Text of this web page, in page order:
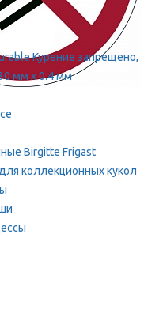
Курение запрещено,
мм х 0.4 мм
Birgitte Frigast
коллекционных кукол